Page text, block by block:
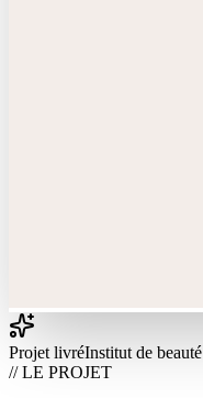
Projet livréInstitut de beauté
// LE PROJET